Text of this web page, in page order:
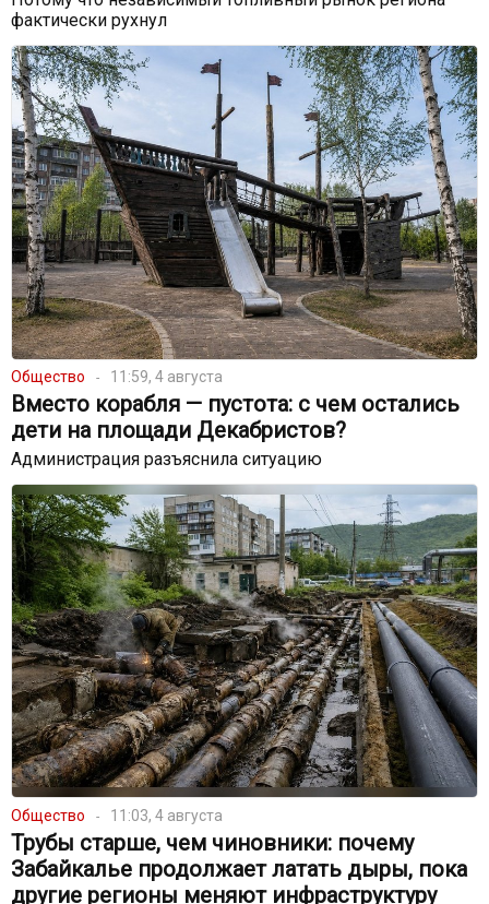
фактически рухнул
Общество 11:59, 4 августа
Вместо корабля — пустота: с чем остались
дети на площади Декабристов?
Администрация разъяснила ситуацию
Общество 11:03, 4 августа
Трубы старше, чем чиновники: почему
Забайкалье продолжает латать дыры, пока
другие регионы меняют инфраструктуру